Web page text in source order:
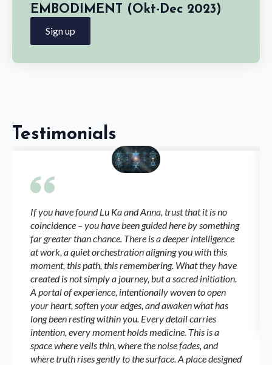
EMBODIMENT (Okt-Dec 2023)
Sign up
Testimonials
If you have found Lu Ka and Anna, trust that it is no
coincidence – you have been guided here by something
far greater than chance. There is a deeper intelligence
at work, a quiet orchestration aligning you with this
moment, this path, this remembering. What they have
created is not simply a journey, but a sacred initiation.
A portal of experience, intentionally woven to open
your heart, soften your edges, and awaken what has
long been resting within you. Every detail carries
intention, every moment holds medicine. This is a
space where veils thin, where the noise fades, and
where truth rises gently to the surface. A place designed